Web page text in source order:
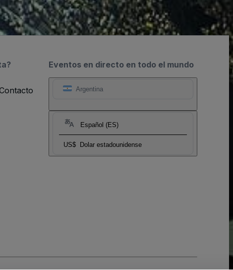
Eventos en directo en todo el mundo
Argentina
Español (ES)
US$ Dolar estadounidense